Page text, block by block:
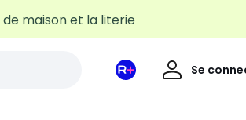
Mon
Se
Mon